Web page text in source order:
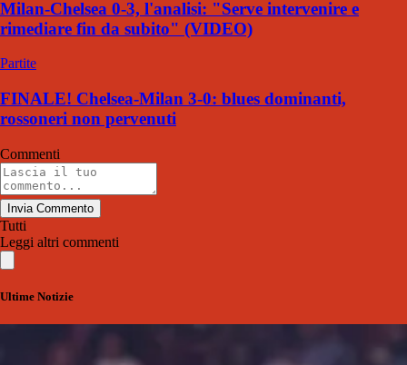
Milan-Chelsea 0-3, l'analisi: "Serve intervenire e
rimediare fin da subito" (VIDEO)
Partite
FINALE! Chelsea-Milan 3-0: blues dominanti,
rossoneri non pervenuti
Commenti
Invia Commento
Tutti
Leggi altri commenti
Ultime Notizie